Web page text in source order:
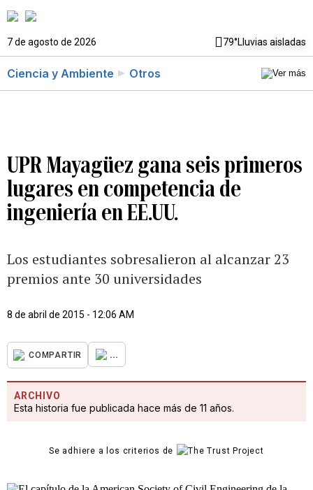
7 de agosto de 2026 79°Lluvias aisladas
Ciencia y Ambiente Otros
UPR Mayagüez gana seis primeros
lugares en competencia de
ingeniería en EE.UU.
Los estudiantes sobresalieron al alcanzar 23
premios ante 30 universidades
8 de abril de 2015 - 12:06 AM
COMPARTIR ...
ARCHIVO
Esta historia fue publicada hace más de 11 años.
Se adhiere a los criterios de